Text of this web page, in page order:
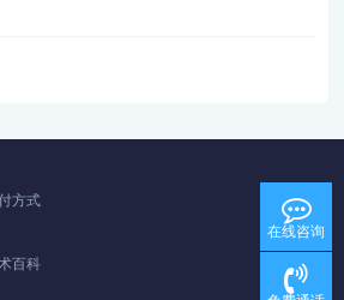
方式
百科
在线咨询